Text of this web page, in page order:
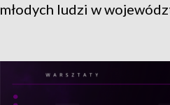
młodych ludzi w